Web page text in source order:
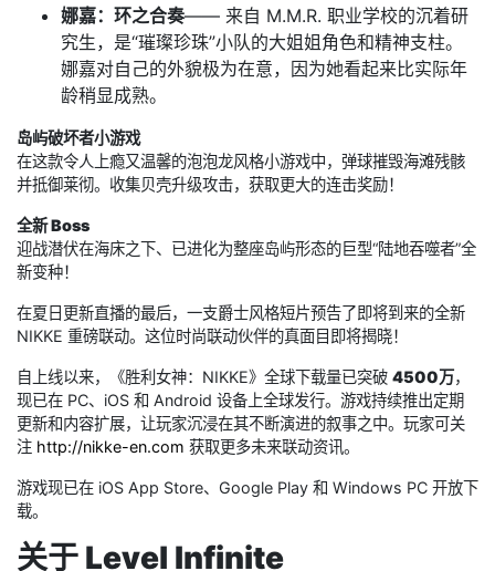
娜嘉：环之合奏—— 来自 M.M.R. 职业学校的沉着研
究生，是“璀璨珍珠”小队的大姐姐角色和精神支柱。
娜嘉对自己的外貌极为在意，因为她看起来比实际年
龄稍显成熟。
岛屿破坏者小游戏
在这款令人上瘾又温馨的泡泡龙风格小游戏中，弹球摧毁海滩残骸
并抵御莱彻。收集贝壳升级攻击，获取更大的连击奖励！
全新 Boss
迎战潜伏在海床之下、已进化为整座岛屿形态的巨型“陆地吞噬者”全
新变种！
在夏日更新直播的最后，一支爵士风格短片预告了即将到来的全新
NIKKE 重磅联动。这位时尚联动伙伴的真面目即将揭晓！
自上线以来，《胜利女神：NIKKE》全球下载量已突破 4500万，
现已在 PC、iOS 和 Android 设备上全球发行。游戏持续推出定期
更新和内容扩展，让玩家沉浸在其不断演进的叙事之中。玩家可关
注 http://nikke-en.com 获取更多未来联动资讯。
游戏现已在 iOS App Store、Google Play 和 Windows PC 开放下
载。
关于 Level Infinite